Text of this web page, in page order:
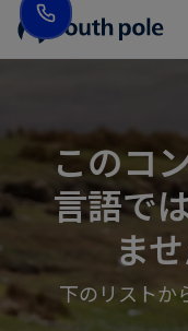
Read more
Read more
Read more
Read more
Read more
このコ
言語で
ま
下のリストか